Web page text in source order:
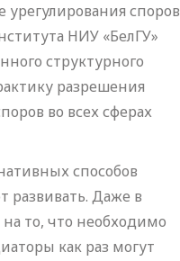
споров
НИУ «БелГУ»
структурного
разрешения
во всех сферах
способов
развивать. Даже в
то, что необходимо
как раз могут